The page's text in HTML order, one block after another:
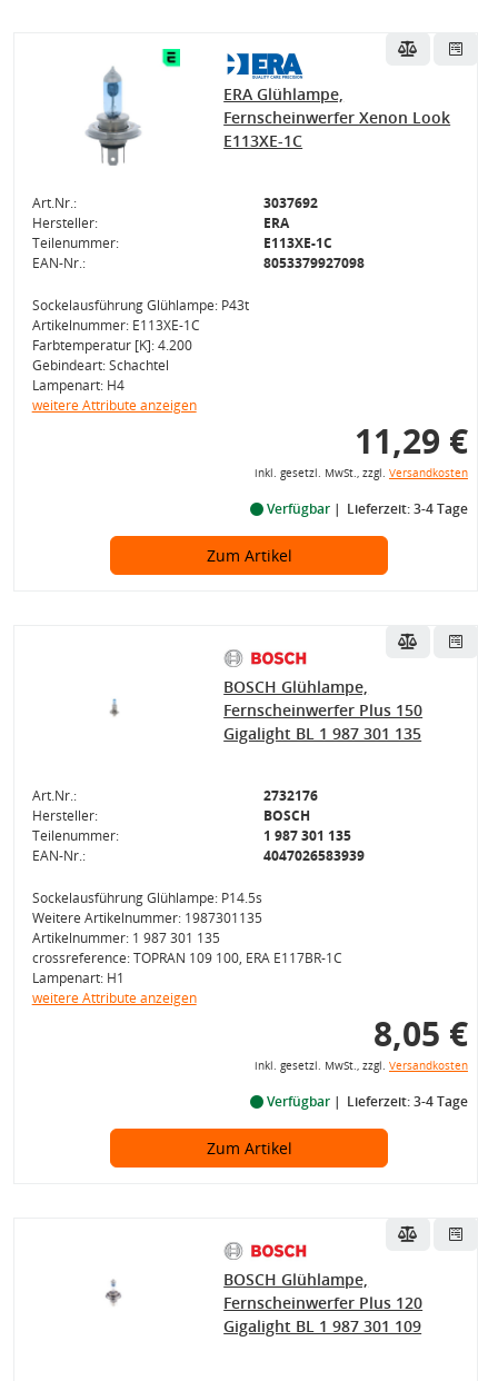
ERA Glühlampe,
Fernscheinwerfer Xenon Look
E113XE-1C
Art.Nr.:
3037692
Hersteller:
ERA
Teilenummer:
E113XE-1C
EAN-Nr.:
8053379927098
Sockelausführung Glühlampe: P43t
Artikelnummer: E113XE-1C
Farbtemperatur [K]: 4.200
Gebindeart: Schachtel
Lampenart: H4
weitere Attribute anzeigen
11,29 €
inkl. gesetzl. MwSt., zzgl. Versandkosten
Verfügbar Lieferzeit: 3-4 Tage
Zum Artikel
BOSCH Glühlampe,
Fernscheinwerfer Plus 150
Gigalight BL 1 987 301 135
Art.Nr.:
2732176
Hersteller:
BOSCH
Teilenummer:
1 987 301 135
EAN-Nr.:
4047026583939
Sockelausführung Glühlampe: P14.5s
Weitere Artikelnummer: 1987301135
Artikelnummer: 1 987 301 135
crossreference: TOPRAN 109 100, ERA E117BR-1C
Lampenart: H1
weitere Attribute anzeigen
8,05 €
inkl. gesetzl. MwSt., zzgl. Versandkosten
Verfügbar Lieferzeit: 3-4 Tage
Zum Artikel
BOSCH Glühlampe,
Fernscheinwerfer Plus 120
Gigalight BL 1 987 301 109